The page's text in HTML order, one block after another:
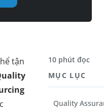
tận
10 phút đọc
MỤC LỤC
Quality